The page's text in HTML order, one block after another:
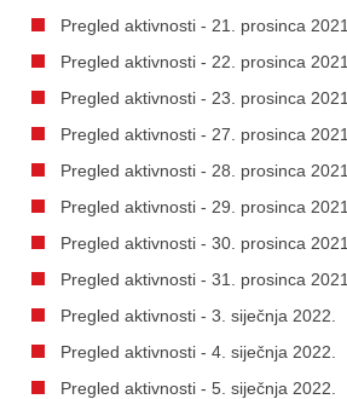
Pregled aktivnosti - 21. prosinca 2021.
Pregled aktivnosti - 22. prosinca 2021.
Pregled aktivnosti - 23. prosinca 2021.
Pregled aktivnosti - 27. prosinca 2021.
Pregled aktivnosti - 28. prosinca 2021.
Pregled aktivnosti - 29. prosinca 2021.
Pregled aktivnosti - 30. prosinca 2021.
Pregled aktivnosti - 31. prosinca 2021.
Pregled aktivnosti - 3. siječnja 2022.
Pregled aktivnosti - 4. siječnja 2022.
Pregled aktivnosti - 5. siječnja 2022.